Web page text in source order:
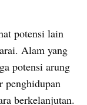
potensi lain
Alam yang
potensi arung
penghidupan
berkelanjutan.